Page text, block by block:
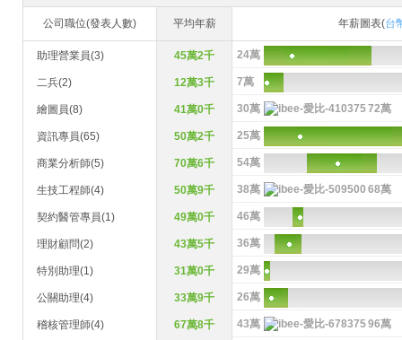
公司職位(發表人數) 平均年薪 年薪圖表(台
助理營業員(3) 45萬2千 24萬
二兵(2) 12萬3千 7萬
繪圖員(8) 41萬0千 30萬 72萬
資訊專員(65) 50萬2千 25萬
商業分析師(5) 70萬6千 54萬
生技工程師(4) 50萬9千 38萬 68萬
契約醫管專員(1) 49萬0千 46萬
理財顧問(2) 43萬5千 36萬
特別助理(1) 31萬0千 29萬
公關助理(4) 33萬9千 26萬
稽核管理師(4) 67萬8千 43萬 96萬